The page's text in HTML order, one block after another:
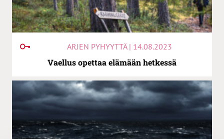
ARJEN PYHYYTTÄ | 14.08.2023
Vaellus opettaa elämään hetkessä